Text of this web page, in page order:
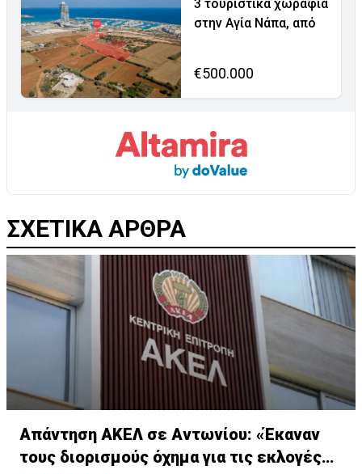
3 τουριστικά χωράφια
στην Αγία Νάπα, από
€500.000
ΣΧΕΤΙΚΑ ΑΡΘΡΑ
Απάντηση ΑΚΕΛ σε Αντωνίου: «Έκαναν
τους διορισμούς όχημα για τις εκλογές